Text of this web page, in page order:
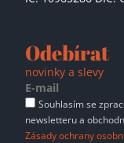
Odebírat
novinky a slevy
Souhlasím se
newsletteru a
Zásady ochrany